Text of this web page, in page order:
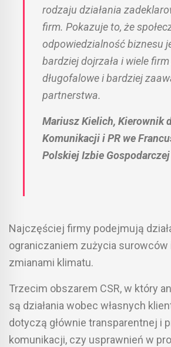
rodzaju działania
firm. Pokazuje to, że
odpowiedzialność biznesu
bardziej dojrzała i wiele
długofalowe i bardziej
partnerstwa.
Mariusz Kielich, Kierownik
Komunikacji i PR we
Polskiej Izbie Gospodarczej
Najczęściej firmy podejmują
ograniczaniem zużycia surowców
zmianami klimatu.
Trzecim obszarem CSR, w który
są działania wobec własnych
dotyczą głównie transparentnej i
komunikacji, czy usprawnień w